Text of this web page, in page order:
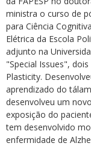
ministra o curso de
para Ciência
Elétrica da Escola
adjunto na
"Special Issues",
Plasticity.
aprendizado do
desenvolveu um
exposição do
tem desenvolvido
enfermidade de